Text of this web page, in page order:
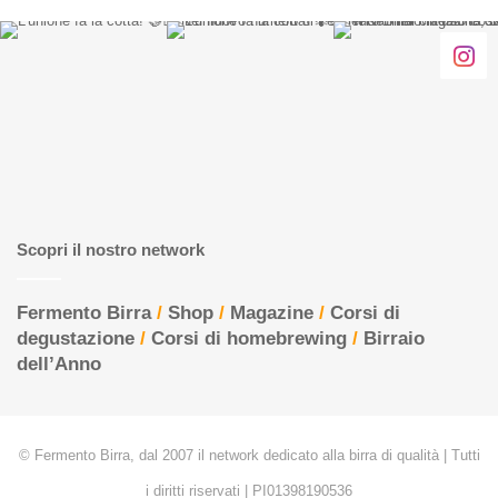
Scopri il nostro network
Fermento Birra/ Shop / Magazine / Corsi di
degustazione / Corsi di homebrewing / Birraio
dell’Anno
© Fermento Birra, dal 2007 il network dedicato alla birra di qualità | Tutti
i diritti riservati | PI01398190536